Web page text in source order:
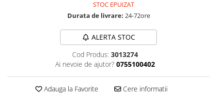
STOC EPUIZAT
Durata de livrare: 24-72ore
ALERTA STOC
Cod Produs: 3013274
Ai nevoie de ajutor? 0755100402
Adauga la Favorite Cere informatii